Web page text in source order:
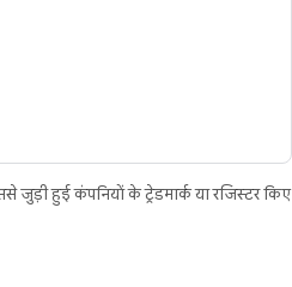
हुई कंपनियों के ट्रेडमार्क या रजिस्टर किए